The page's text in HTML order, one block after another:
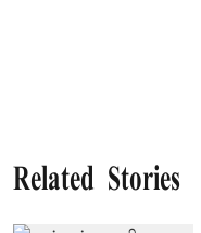
Related Stories